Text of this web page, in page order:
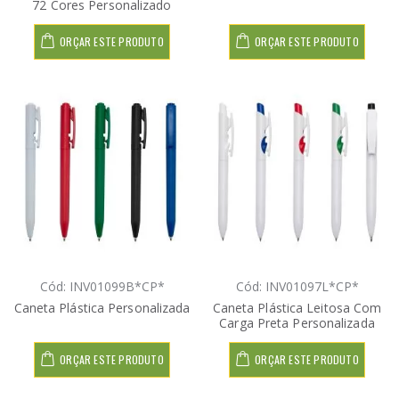
72 Cores Personalizado
ORÇAR ESTE PRODUTO ORÇAR ESTE PRODUTO
Cód: INV01099B*CP*
Caneta Plástica Personalizada
ORÇAR ESTE PRODUTO
Cód: INV01097L*CP*
Caneta Plástica Leitosa Com
Carga Preta Personalizada
ORÇAR ESTE PRODUTO